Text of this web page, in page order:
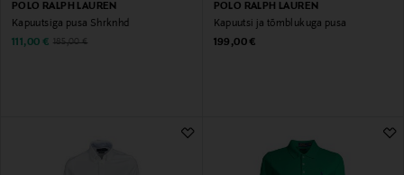
POLO RALPH LAUREN
Kapuutsiga pusa Shrknhd
Discounted Price
111,00 € Original Price
185,00 €
POLO RALPH LAUREN
Kapuutsi ja tõmblukuga pusa
Original Price
199,00 €